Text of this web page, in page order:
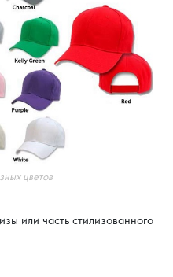
цветов
или часть стилизованного